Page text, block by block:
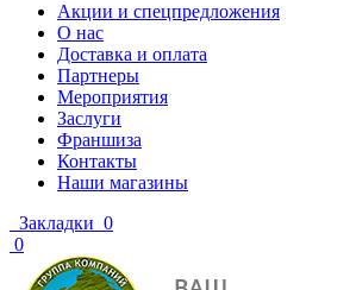
Акции и спецпредложения
О нас
Доставка и оплата
Партнеры
Мероприятия
Заслуги
Франшиза
Контакты
Наши магазины
Закладки 0
0